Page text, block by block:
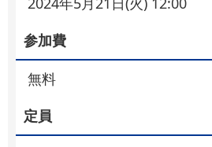
参加費
無料
定員